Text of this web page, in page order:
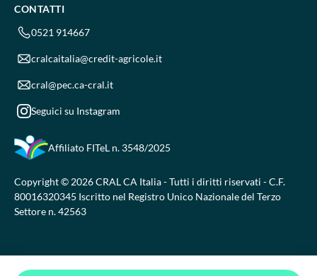
CONTATTI
0521 914667
cralcaitalia@credit-agricole.it
cral@pec.ca-cral.it
Seguici su Instagram
Affiliato FITeL n. 3548/2025
Copyright © 2026 CRAL CA Italia - Tutti i diritti riservati - C.F.
80016320345 Iscritto nel Registro Unico Nazionale del Terzo
Settore n. 42563